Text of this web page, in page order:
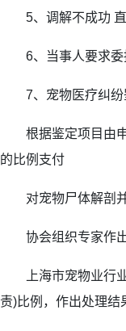
5、调解不成功 直
6、当事人要求委
7、宠物医疗纠纷
根据鉴定项目由申
的比例支付
对宠物尸体解剖并
协会组织专家作出
上海市宠物业行业
责)比例，作出处理